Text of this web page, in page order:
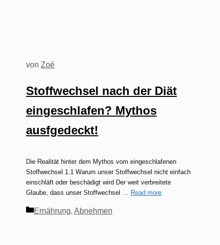
Stoffwechsel nach der Diät
eingeschlafen? Mythos
ausfgedeckt!
von Zoé
Die Realität hinter dem Mythos vom eingeschlafenen
Stoffwechsel 1.1 Warum unser Stoffwechsel nicht einfach
einschläft oder beschädigt wird Der weit verbreitete
Glaube, dass unser Stoffwechsel …
Read more
Kategorien
Ernährung, Abnehmen